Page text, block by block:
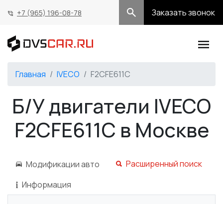
+7 (965) 196-08-78 Заказать звонок
Главная IVECO F2CFE611C
Б/У двигатели IVECO
F2CFE611C в Москве
Модификации авто
Расширенный поиск
Информация